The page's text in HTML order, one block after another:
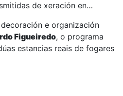
de xeración en
e organización
Figueiredo, o programa
estancias reais de fogares